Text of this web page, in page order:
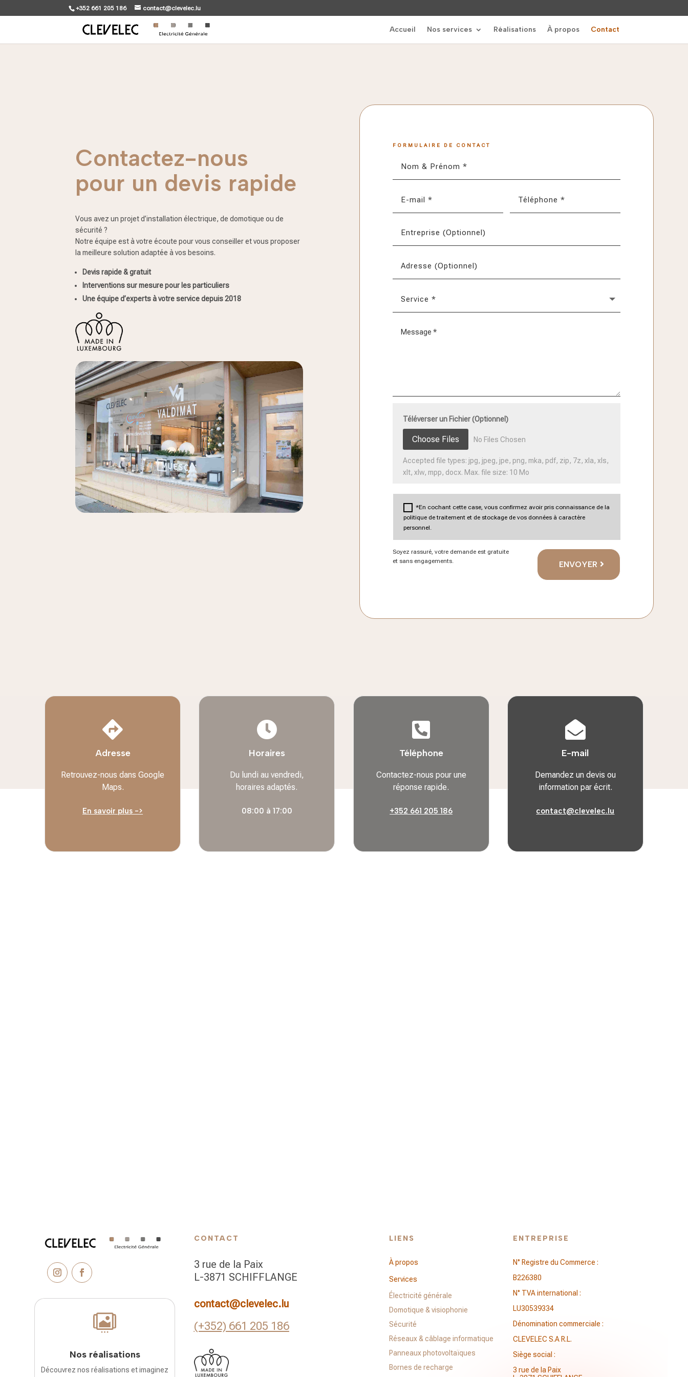
+352 661 205 186 contact@clevelec.lu
Accueil Nos services Réalisations À propos Contact
Contactez-nous
pour un devis rapide
Vous avez un projet d’installation électrique, de domotique ou de
sécurité ?
Notre équipe est à votre écoute pour vous conseiller et vous proposer
la meilleure solution adaptée à vos besoins.
Devis rapide & gratuit
Interventions sur mesure pour les particuliers
Une équipe d’experts à votre service depuis 2018
FORMULAIRE DE CONTACT
Téléverser un Fichier (Optionnel)
File Input
Choose Files No Files Chosen
Accepted file types: jpg, jpeg, jpe, png, mka, pdf, zip, 7z, xla, xls,
xlt, xlw, mpp, docx. Max. file size: 10 Mo
*En cochant cette case, vous confirmez avoir pris connaissance de la
politique de traitement et de stockage de vos données à caractère
personnel.
ENVOYER
Soyez rassuré, votre demande est gratuite
et sans engagements.

Adresse
Retrouvez-nous dans Google
Maps.
En savoir plus ->

Horaires
Du lundi au vendredi,
horaires adaptés.
08:00 à 17:00

Téléphone
Contactez-nous pour une
réponse rapide.
+352 661 205 186

E-mail
Demandez un devis ou
information par écrit.
contact@clevelec.lu

Nos réalisations
Découvrez nos réalisations et imaginez
CONTACT
3 rue de la Paix
L-3871 SCHIFFLANGE
contact@clevelec.lu
(+352) 661 205 186
LIENS
À propos
Services
Électricité générale
Domotique & visiophonie
Sécurité
Réseaux & câblage informatique
Panneaux photovoltaïques
Bornes de recharge
ENTREPRISE
N° Registre du Commerce :
B226380
N° TVA international :
LU30539334
Dénomination commerciale :
CLEVELEC S.A R.L.
Siège social :
3 rue de la Paix